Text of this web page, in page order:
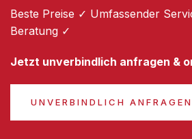
Beste Preise ✓ Umfassender
Beratung ✓
Jetzt unverbindlich anfragen &
UNVERBINDLICH ANFRAGEN